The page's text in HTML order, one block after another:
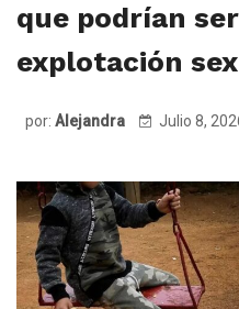
que podrían
explotación
por: Alejandra Julio 8,